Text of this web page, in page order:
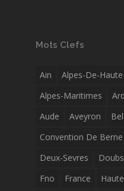
Mots Clefs
Ain
Alpes-De-
Alpes-Maritimes
Aude
Aveyron
Convention De Berne
Deux-Sevres
Doubs
Fno
France